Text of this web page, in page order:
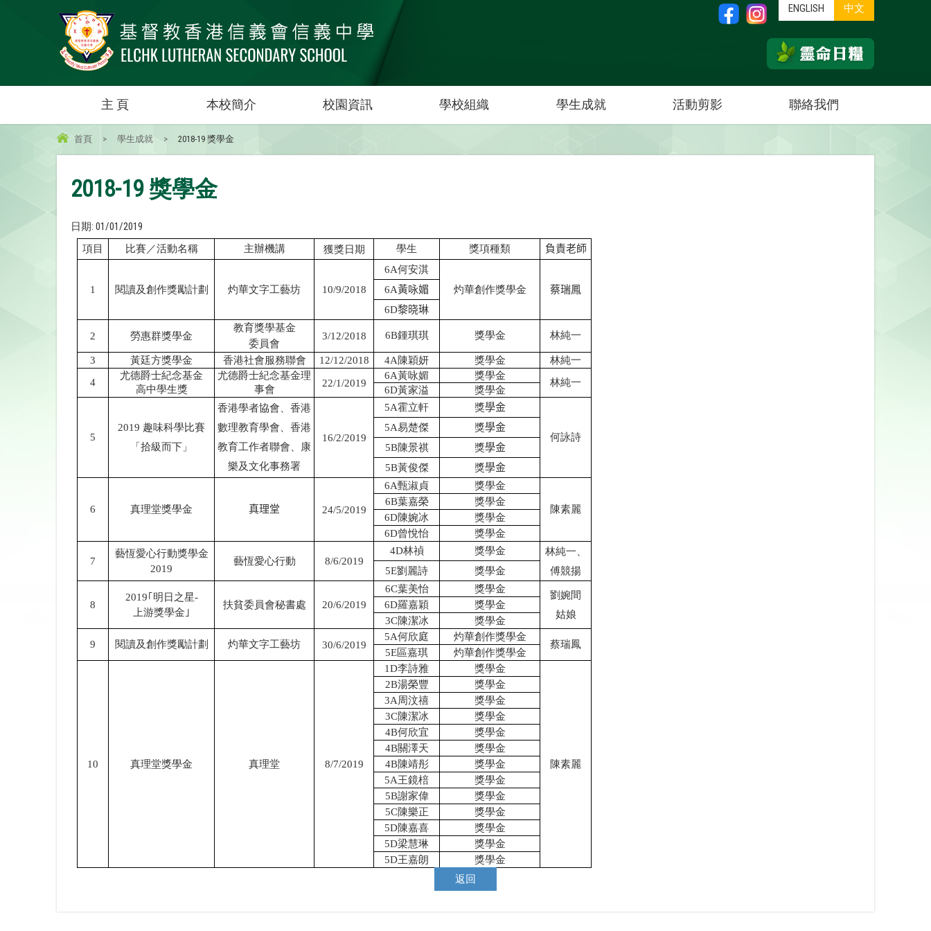
ENGLISH 中文
主 頁 本校簡介 校園資訊 學校組織 學生成就 活動剪影 聯絡我們
首頁 > 學生成就 > 2018-19 獎學金
2018-19 獎學金
日期: 01/01/2019
項目 比賽／活動名稱 主辦機講 獲獎日期 學生 獎項種類 負責老師
1 閱讀及創作獎勵計劃 灼華文字工藝坊 10/9/2018
6A何安淇
灼華創作獎學金
蔡瑞鳳
6A黃咏媚
6D黎晓琳
2 勞惠群獎學金
教育獎學基金
委員會
3/12/2018 6B鍾琪琪 獎學金 林純一
3 黃廷方獎學金 香港社會服務聯會 12/12/2018 4A陳穎妍 獎學金
林純一
4
尤德爵士紀念基金
高中學生獎
尤德爵士紀念基金理
事會
22/1/2019
6A黃咏媚 獎學金
林純一
6D黃家溢 獎學金
5
2019 趣味科學比賽
「拾級而下」
香港學者協會、香港
數理教育學會、香港
教育工作者聯會、康
樂及文化事務署
16/2/2019
5A霍立軒 獎學金
何詠詩
5A易楚傑 獎學金
5B陳景祺 獎學金
5B黃俊傑 獎學金
6 真理堂獎學金 真理堂 24/5/2019
6A甄淑貞 獎學金
陳素麗
6B葉嘉榮
獎學金
6D陳婉冰
獎學金
6D曾悅怡 獎學金
7
藝恆愛心行動獎學金
2019
藝恆愛心行動 8/6/2019
4D林禎 獎學金
林純一、
傅競揚
5E劉麗詩 獎學金
8
2019｢明日之星-
上游獎學金｣
扶貧委員會秘書處 20/6/2019
6C葉美怡 獎學金
劉婉間
姑娘
6D羅嘉穎
獎學金
3C陳潔冰 獎學金
9 閱讀及創作獎勵計劃 灼華文字工藝坊 30/6/2019
5A何欣庭 灼華創作獎學金
蔡瑞鳳
5E區嘉琪 灼華創作獎學金
10 真理堂獎學金 真理堂 8/7/2019
1D李詩雅 獎學金
陳素麗
2B湯榮豐
獎學金
3A周汶禧
獎學金
3C陳潔冰
獎學金
4B何欣宜
獎學金
4B關澤天
獎學金
4B陳靖彤
獎學金
5A王鏡棓
獎學金
5B謝家偉
獎學金
5C陳樂正
獎學金
5D陳嘉喜
獎學金
5D梁慧琳
獎學金
5D王嘉朗 獎學金
返回